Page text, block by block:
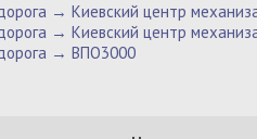
→ Киевский центр
→ Киевский центр
→ ВПО3000